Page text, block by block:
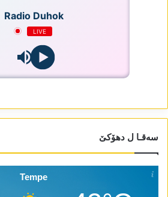
Radio Duhok
LIVE
سەقـا ل دھۆکێ
Tempe